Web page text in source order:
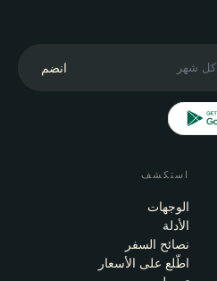
انضم
استكشف
الوجهات
الأدلة
نصائح السفر
اطّلع على الأسعار